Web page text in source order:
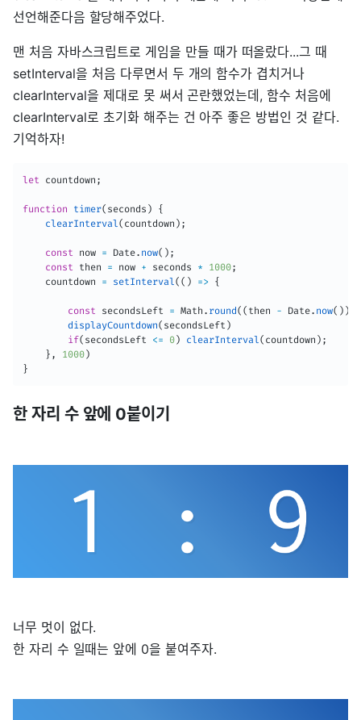
선언해준다음 할당해주었다.
맨 처음 자바스크립트로 게임을 만들 때가 떠올랐다...그 때
setInterval을 처음 다루면서 두 개의 함수가 겹치거나
clearInterval을 제대로 못 써서 곤란했었는데, 함수 처음에
clearInterval로 초기화 해주는 건 아주 좋은 방법인 것 같다.
기억하자!
let countdown ;
function timer( seconds )
{
clearInterval( countdown ) ;
const now = Date. now( ) ;
const then = now + seconds * 1000;
    countdown
= setInterval( ( ) => {
const secondsLeft = Math . round ( ( then - Date. now( ) )
displayCountdown( secondsLeft )
if( secondsLeft <= 0 ) clearInterval( countdown ) ;
} , 1000 )
}
한 자리 수 앞에 0붙이기
너무 멋이 없다.
한 자리 수 일때는 앞에 0을 붙여주자.